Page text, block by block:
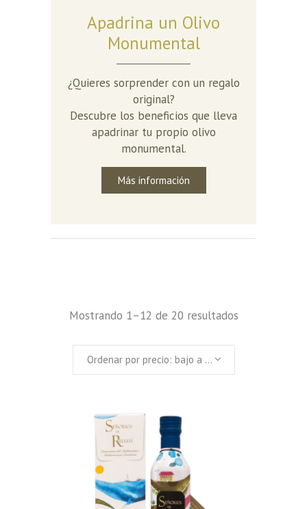
Apadrina un Olivo
Monumental
¿Quieres sorprender con un regalo
original?
Descubre los beneficios que lleva
apadrinar tu propio olivo
monumental.
Más información
Mostrando 1–12 de 20 resultados
Ordenar por precio: bajo a alto